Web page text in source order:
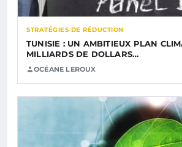
STRATÉGIES DE RÉDUCTION
TUNISIE : UN AMBITIEUX PLAN
MILLIARDS DE DOLLARS…
OCÉANE LEROUX